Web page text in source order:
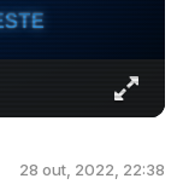
28 out, 2022, 22:38